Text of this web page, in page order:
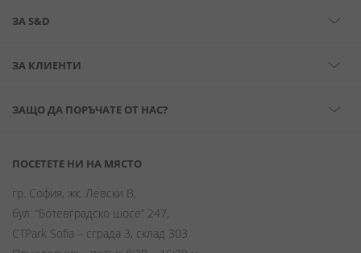
ЗА S&D
ЗА КЛИЕНТИ
ЗАЩО ДА ПОРЪЧАТЕ ОТ НАС?
ПОСЕТЕТЕ НИ НА МЯСТО
гр. София, жк. Левски В,
бул. “Ботевградско шосе” 247,
CTPark Sofia – сграда 3, склад 303